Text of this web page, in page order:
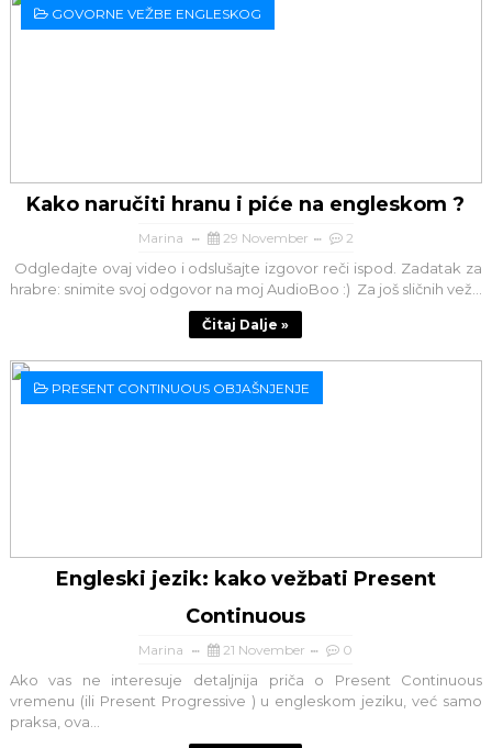
GOVORNE VEŽBE ENGLESKOG
Kako naručiti hranu i piće na engleskom ?
Marina 29 November 2
Odgledajte ovaj video i odslušajte izgovor reči ispod. Zadatak za
hrabre: snimite svoj odgovor na moj AudioBoo :) Za još sličnih vež...
Čitaj Dalje »
PRESENT CONTINUOUS OBJAŠNJENJE
Engleski jezik: kako vežbati Present
Continuous
Marina 21 November 0
Ako vas ne interesuje detaljnija priča o Present Continuous
vremenu (ili Present Progressive ) u engleskom jeziku, već samo
praksa, ova...